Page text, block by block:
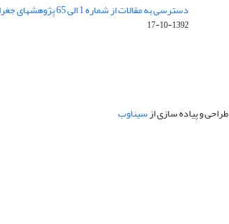
دسترسی به مقالات از شماره 1 الی 65 پژوهشهای جغرافیایی
1392-10-17
طراحی و پیاده سازی ازسیناوب